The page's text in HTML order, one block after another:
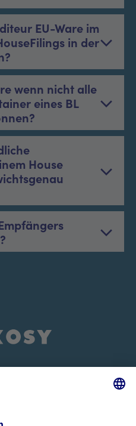
EU-Ware im
in der
wenn nicht alle
eines BL
House